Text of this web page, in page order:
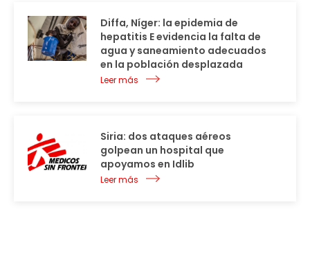
Diffa, Níger: la epidemia de
hepatitis E evidencia la falta de
agua y saneamiento adecuados
en la población desplazada
Leer más
Siria: dos ataques aéreos
golpean un hospital que
apoyamos en Idlib
Leer más